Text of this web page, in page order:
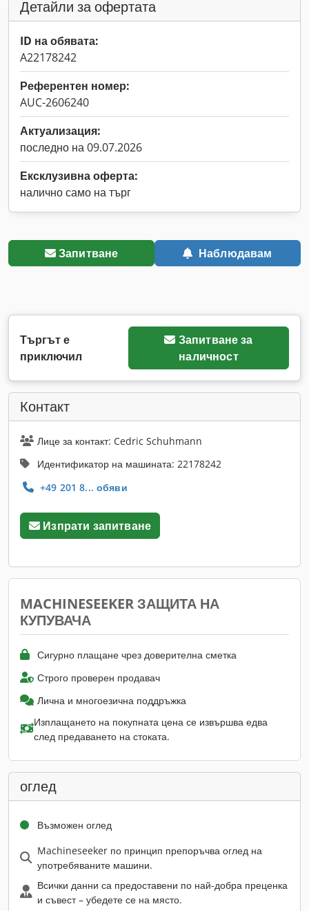
Детайли за офертата
ID на обявата:
A22178242
Референтен номер:
AUC-2606240
Актуализация:
последно на 09.07.2026
Ексклузивна оферта:
налично само на търг
Запитване Наблюдавам
Търгът е
приключил
Запитване за
наличност
Контакт
Лице за контакт: Cedric Schuhmann
Идентификатор на машината: 22178242
+49 201 8... обяви
Изпрати запитване
MACHINESEEKER ЗАЩИТА НА
КУПУВАЧА
Сигурно плащане чрез доверителна сметка
Строго проверен продавач
Лична и многоезична поддръжка
Изплащането на покупната цена се извършва едва
след предаването на стоката.
оглед
Възможен оглед
Machineseeker по принцип препоръчва оглед на
употребяваните машини.
Всички данни са предоставени по най-добра преценка
и съвест – убедете се на място.